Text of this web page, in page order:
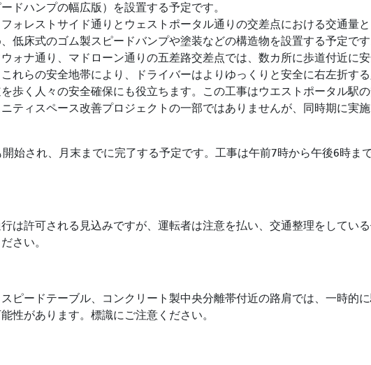
ドハンプの幅広版）を設置する予定です。
ォレストサイド通りとウェストポータル通りの交差点における交通量
低床式のゴム製スピードバンプや塗装などの構造物を設置する予定です
ォナ通り、マドローン通りの五差路交差点では、数カ所に歩道付近に
れらの安全地帯により、ドライバーはよりゆっくりと安全に右左折す
歩く人々の安全確保にも役立ちます。この工事はウエストポータル駅
ティスペース改善プロジェクトの一部ではありませんが、同時期に実
始され、月末までに完了する予定です。工事は午前7時から午後6時ま
は許可される見込みですが、運転者は注意を払い、交通整理をしてい
さい。
ピードテーブル、コンクリート製中央分離帯付近の路肩では、一時的
性があります。標識にご注意ください。